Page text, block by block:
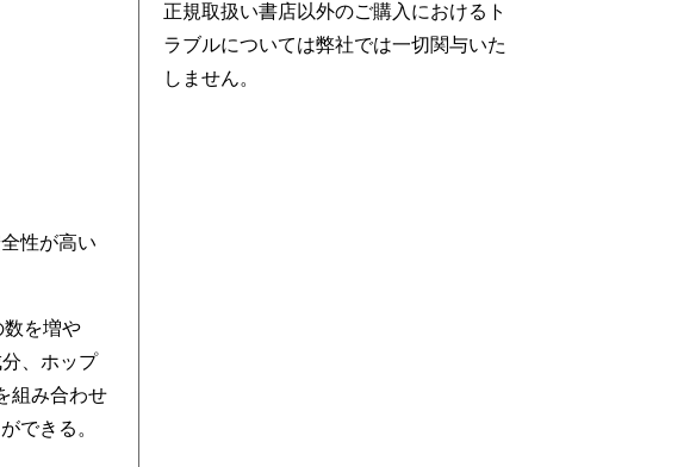
性が高い
数を増や
、ホップ
組み合わせ
できる。
正規取扱い書店以外のご購入におけるト
ラブルについては弊社では一切関与いた
しません。